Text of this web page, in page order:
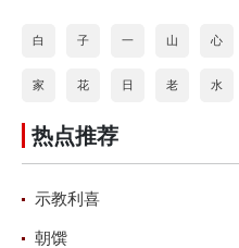
白 子 一 山 心
家 花 日 老 水
道 打
热点推荐
示教利喜
朝馔